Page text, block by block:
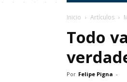
Inicio Artículos
Todo
Por Felipe Pigna -